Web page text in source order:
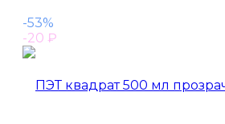
-53%
-20 ₽